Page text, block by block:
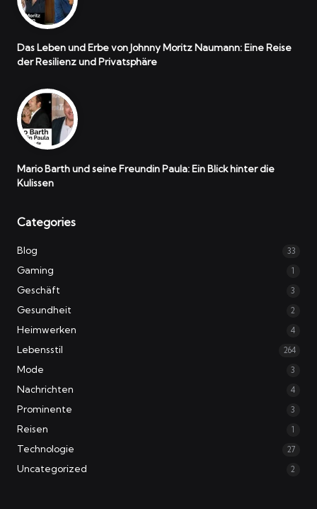
Das Leben und Erbe von Johnny Moritz Naumann: Eine Reise
der Resilienz und Privatsphäre
Mario Barth und seine Freundin Paula: Ein Blick hinter die
Kulissen
Categories
Blog 33
Gaming 1
Geschäft 3
Gesundheit 2
Heimwerken 4
Lebensstil 264
Mode 3
Nachrichten 4
Prominente 3
Reisen 1
Technologie 27
Uncategorized 2